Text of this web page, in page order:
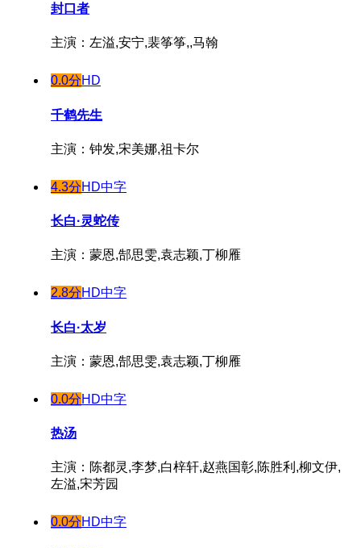
封口者
主演：左溢,安宁,裴筝筝,,马翰
0.0分HD
千鹤先生
主演：钟发,宋美娜,祖卡尔
4.3分HD中字
长白·灵蛇传
主演：蒙恩,郜思雯,袁志颖,丁柳雁
2.8分HD中字
长白·太岁
主演：蒙恩,郜思雯,袁志颖,丁柳雁
0.0分HD中字
热汤
主演：陈都灵,李梦,白梓轩,赵燕国彰,陈胜利,柳文伊,
左溢,宋芳园
0.0分HD中字